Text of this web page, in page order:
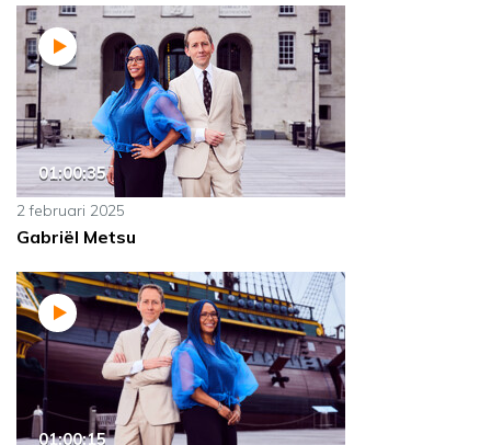
01:00:35
2 februari 2025
Gabriël Metsu
01:00:15